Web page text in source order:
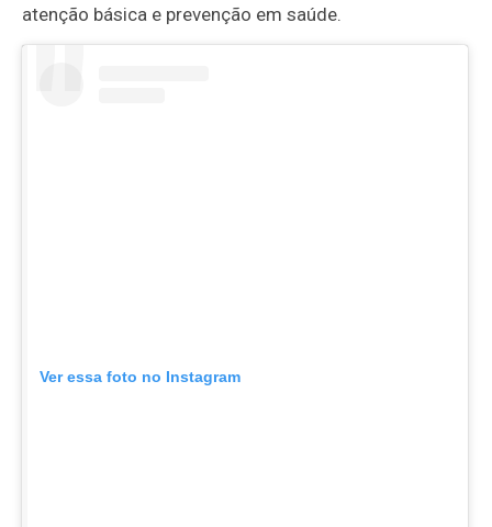
atenção básica e prevenção em saúde.
Ver essa foto no Instagram